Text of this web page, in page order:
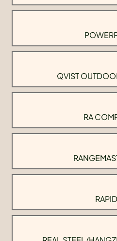
QVIST
RA